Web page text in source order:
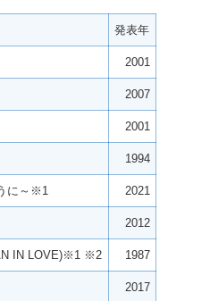
発表年
2001
2007
2001
1994
に～※1 2021
2012
IN LOVE)※1 ※2 1987
2017